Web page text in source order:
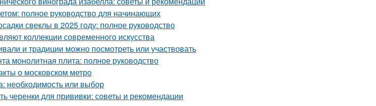
полное руководство для начинающих
свеклы в 2025 году: полное руководство
коллекции современного искусства
и традиции можно посмотреть или участвовать
монолитная плита: полное руководство
о московском метро
необходимость или выбор
черенки для прививки: советы и рекомендации